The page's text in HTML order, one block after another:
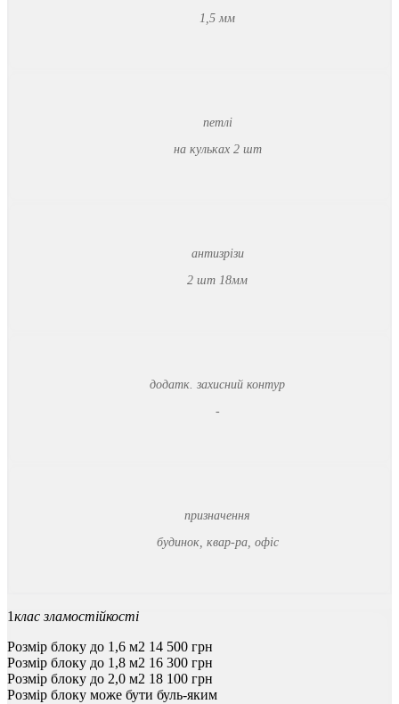
1,5 мм
петлі
на кульках 2 шт
антизрізи
2 шт 18мм
додатк. захисний контур
-
призначення
будинок, квар-ра, офіс
1клас зламостійкості
Розмір блоку до 1,6 м2 14 500 грн
Розмір блоку до 1,8 м2 16 300 грн
Розмір блоку до 2,0 м2 18 100 грн
Розмір блоку може бути буль-яким